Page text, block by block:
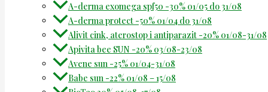
A-derma exomega spf50 -30% 01/05 do 31/08
A-derma protect -50% 01/04 do 31/08
Alivit cink, aterostop i antiparazit -20% 01/08-31/08
Apivita bee SUN -20% 03/08-23/08
Avene sun -25% 01/04-31/08
Babe sun -22% 01/08 – 15/08